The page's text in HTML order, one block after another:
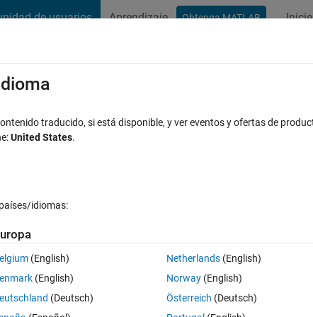
de usuarios Aprendizaje Obtenga MATLAB
error
traducido, si está disponible, y ver eventos y ofertas de
United States.
idiomas:
(English)
(English)
(Deutsch)
Netherlands(English)
Norway(English)
Österreich (Deutsch)